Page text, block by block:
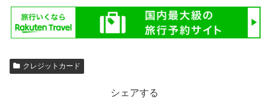
クレジットカード
シェアする